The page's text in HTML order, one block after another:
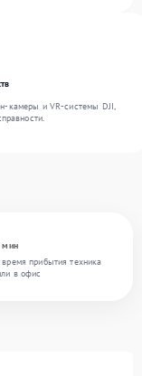
прибытия техника
в офис
камеры и VR-системы DJI,